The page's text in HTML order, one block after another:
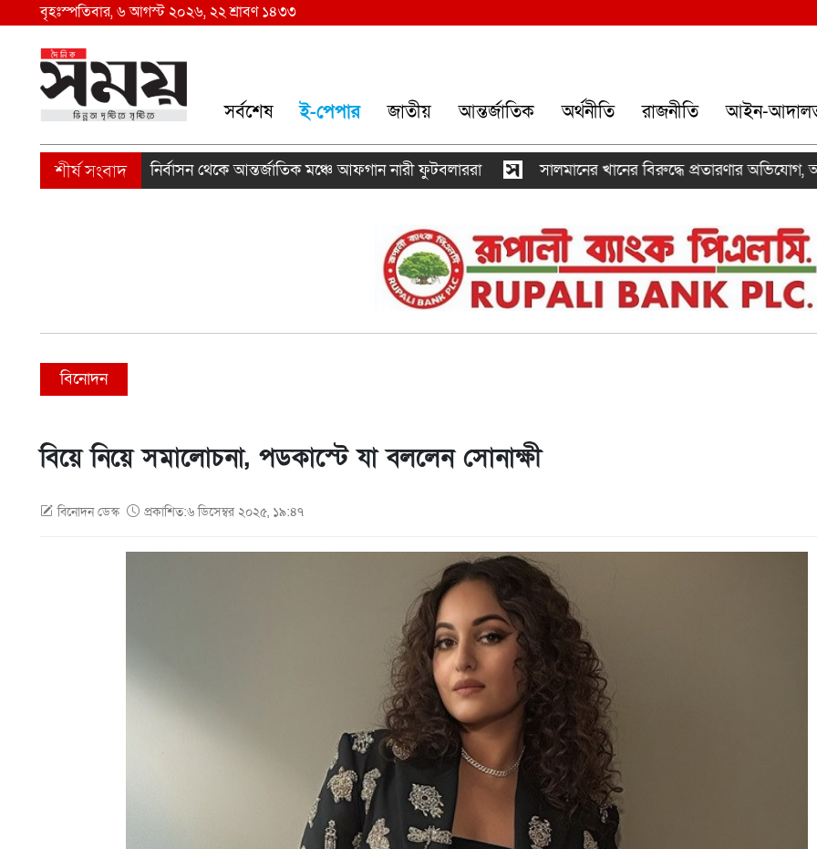
বৃহঃস্পতিবার, ৬ আগস্ট ২০২৬, ২২ শ্রাবণ ১৪৩৩
সর্বশেষ ই-পেপার জাতীয় আন্তর্জাতিক অর্থনীতি রাজনীতি আইন-
নির্বাসন থেকে আন্তর্জাতিক মঞ্চে আফগান নারী ফুটবলাররা সালমানের খানের বিরুদ্ধে প্রতারণার অভিযোগ,
বিনোদন
বিয়ে নিয়ে সমালোচনা, পডকাস্টে যা বললেন সোনাক্ষী
বিনোদন ডেস্ক প্রকাশিত:৬ ডিসেম্বর ২০২৫, ১৯:৪৭